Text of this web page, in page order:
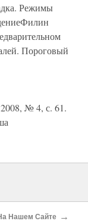
Режимы
Пороговый
№ 4, с. 61.
Нашем Сайте →